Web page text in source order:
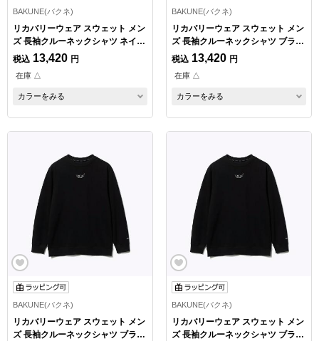
BAKUNE(バクネ)
リカバリーウェア スウェット メン
ズ 長袖クルーネックシャツ ネイビ
ー XLサイズ
税込 13,420 円
在庫 △
カラーをみる
BAKUNE(バクネ)
リカバリーウェア スウェット メン
ズ 長袖クルーネックシャツ ブラッ
ク Mサイズ
税込 13,420 円
在庫 △
カラーをみる
BAKUNE(バクネ)
リカバリーウェア スウェット メン
ズ 長袖クルーネックシャツ ブラッ
BAKUNE(バクネ)
リカバリーウェア スウェット メン
ズ 長袖クルーネックシャツ ブラッ